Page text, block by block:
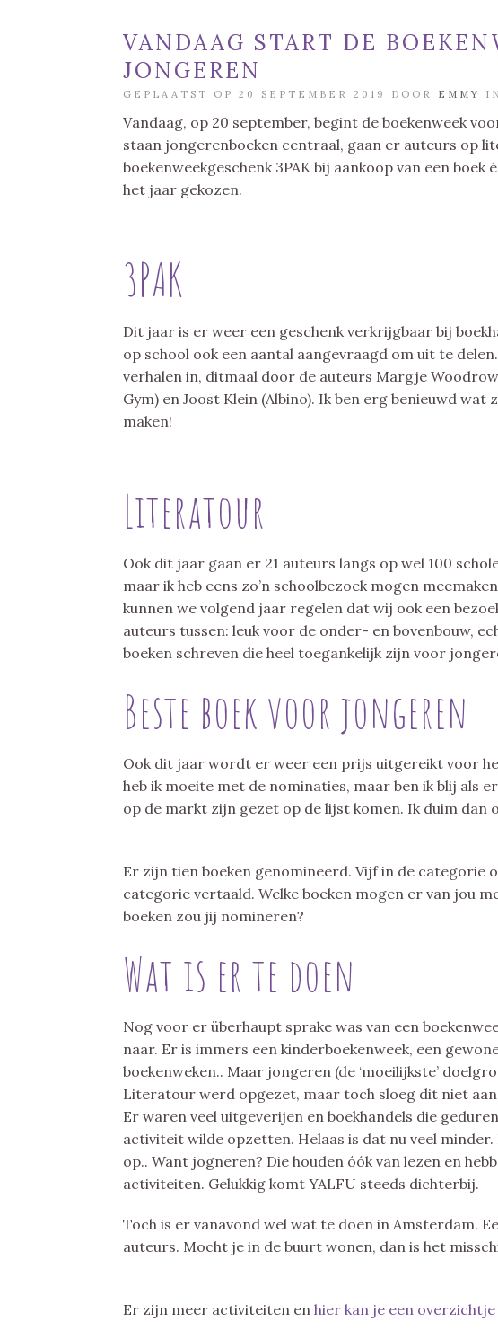
VANDAAG START DE
JONGEREN
GEPLAATST OP 20 SEPTEMBER 2019 DOOR EMMY
Vandaag, op 20 september, begint de boekenweek
staan jongerenboeken centraal, gaan er auteurs op
boekenweekgeschenk 3PAK bij aankoop van een
het jaar gekozen.
3PAK
Dit jaar is er weer een geschenk verkrijgbaar bij
op school ook een aantal aangevraagd om uit te
verhalen in, ditmaal door de auteurs Margje
Gym) en Joost Klein (Albino). Ik ben erg benieuwd
maken!
Literatour
Ook dit jaar gaan er 21 auteurs langs op wel 100
maar ik heb eens zo’n schoolbezoek mogen
kunnen we volgend jaar regelen dat wij ook een
auteurs tussen: leuk voor de onder- en bovenbouw,
boeken schreven die heel toegankelijk zijn voor
Beste boek voor jongeren
Ook dit jaar wordt er weer een prijs uitgereikt voor
heb ik moeite met de nominaties, maar ben ik blij als
op de markt zijn gezet op de lijst komen. Ik duim dan
Er zijn tien boeken genomineerd. Vijf in de categorie
categorie vertaald. Welke boeken mogen er van jou
boeken zou jij nomineren?
Wat is er te doen
Nog voor er überhaupt sprake was van een
naar. Er is immers een kinderboekenweek, een
boekenweken.. Maar jongeren (de ‘moeilijkste’
Literatour werd opgezet, maar toch sloeg dit niet
Er waren veel uitgeverijen en boekhandels die
activiteit wilde opzetten. Helaas is dat nu veel
op.. Want jogneren? Die houden óók van lezen en
activiteiten. Gelukkig komt YALFU steeds dichterbij.
Toch is er vanavond wel wat te doen in Amsterdam.
auteurs. Mocht je in de buurt wonen, dan is het
Er zijn meer activiteiten en hier kan je een overzichtje